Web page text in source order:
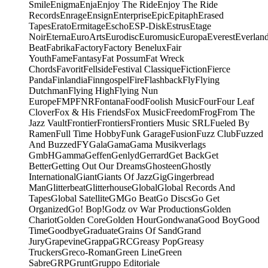
SmileEnigmaEnjaEnjoy The RideEnjoy The Ride
RecordsEnrageEnsignEnterpriseEpicEpitaphErased
TapesEratoErmitageEschoESP-DiskEstrusEtage
NoirEternaEuroArtsEurodiscEuromusicEuropaEverest
BeatFabrikaFactoryFactory BeneluxFair
YouthFameFantasyFat PossumFat Wreck
ChordsFavoritFellsideFestival ClassiqueFictionFierce
PandaFinlandiaFinngospelFireFlashbackFlyFlying
DutchmanFlying HighFlying Nun
EuropeFMPFNRFontanaFoodFoolish MusicFourFour Leaf
CloverFox & His FriendsFox MusicFreedomFrogFrom The
Jazz VaultFrontierFrontiersFrontiers Music SRLFueled By
RamenFull Time HobbyFunk GarageFusionFuzz ClubFuzzed
And BuzzedFYGalaGamaGama Musikverlags
GmbHGammaGeffenGenlydGerrardGet BackGet
BetterGetting Out Our DreamsGhosteenGhostly
InternationalGiantGiants Of JazzGigGingerbread
ManGlitterbeatGlitterhouseGlobalGlobal Records And
TapesGlobal SatelliteGMGo BeatGo DiscsGo Get
OrganizedGo! Bop!Godz ov War ProductionsGolden
ChariotGolden CoreGolden HourGondwanaGood BoyGood
TimeGoodbyeGraduateGrains Of SandGrand
JuryGrapevineGrappaGRCGreasy PopGreasy
TruckersGreco-RomanGreen LineGreen
SabreGRPGruntGruppo Editoriale